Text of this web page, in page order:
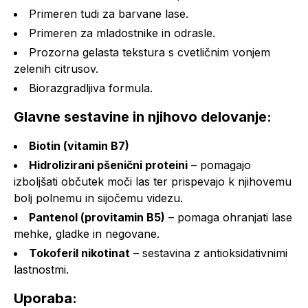
Primeren tudi za barvane lase.
Primeren za mladostnike in odrasle.
Prozorna gelasta tekstura s cvetličnim vonjem
zelenih citrusov.
Biorazgradljiva formula.
Glavne sestavine in njihovo delovanje:
Biotin (vitamin B7)
Hidrolizirani pšenični proteini – pomagajo
izboljšati občutek moči las ter prispevajo k njihovemu
bolj polnemu in sijočemu videzu.
Pantenol (provitamin B5) – pomaga ohranjati lase
mehke, gladke in negovane.
Tokoferil nikotinat – sestavina z antioksidativnimi
lastnostmi.
Uporaba: